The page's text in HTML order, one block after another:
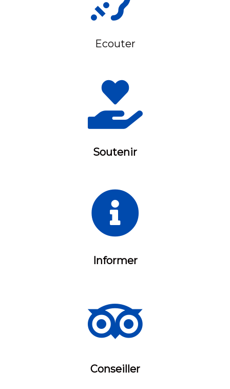
Ecouter
Soutenir
Informer
Conseiller